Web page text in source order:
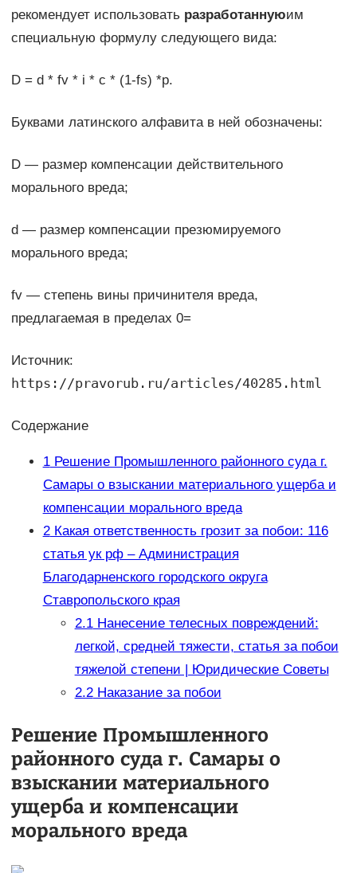
рекомендует использовать разработаннуюим
специальную формулу следующего вида:
D = d * fv * i * c * (1-fs) *р.
Буквами латинского алфавита в ней обозначены:
D — размер компенсации действительного
морального вреда;
d — размер компенсации презюмируемого
морального вреда;
fv — степень вины причинителя вреда,
предлагаемая в пределах 0=
Источник:
https://pravorub.ru/articles/40285.html
Содержание
1Решение Промышленного районного суда г.
Самары о взыскании материального ущерба и
компенсации морального вреда
2Какая ответственность грозит за побои: 116
статья ук рф – Администрация
Благодарненского городского округа
Ставропольского края
2.1Нанесение телесных повреждений:
легкой, средней тяжести, статья за побои
тяжелой степени | Юридические Советы
2.2Наказание за побои
Решение Промышленного
районного суда г. Самары о
взыскании материального
ущерба и компенсации
морального вреда